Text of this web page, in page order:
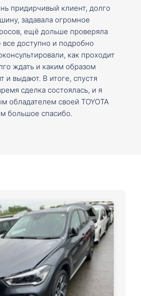
придирчивый клиент, долго
задавала огромное
ещё дольше проверяла
доступно и подробно
как проходит
ждать и каким образом
и выдают. В итоге, спустя
сделка состоялась, и я
обладателем своей TOYOTA
большое спасибо.